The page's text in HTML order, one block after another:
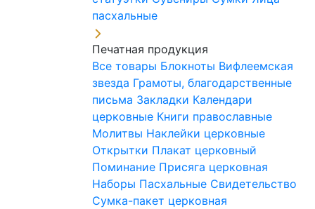
пасхальные
Печатная продукция
Все товары Блокноты Вифлеемская
звезда Грамоты, благодарственные
письма Закладки Календари
церковные Книги православные
Молитвы Наклейки церковные
Открытки Плакат церковный
Поминание Присяга церковная
Наборы Пасхальные Свидетельство
Сумка-пакет церковная